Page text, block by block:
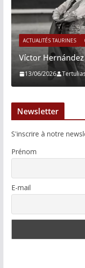
ACTUALITÉS TAURINES
Víctor
13/06/2026
Newsletter
S'inscrire à notre
Prénom
E-mail